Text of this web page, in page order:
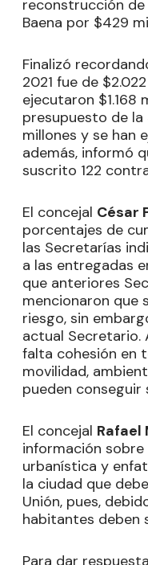
reconstrucción de
Baena por $429
Finalizó
2021 fue de
ejecutaron $1.168
presupuesto de la
millones y se han
además, informó
suscrito 122
El concejal César
porcentajes de
las Secretarías
a las entregadas
que anteriores
mencionaron que
riesgo, sin
actual Secretario.
falta cohesión en
movilidad,
pueden conseguir
El concejal Rafael
información sobre
urbanística y
la ciudad que
Unión, pues,
habitantes deben